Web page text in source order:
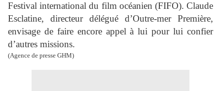
Festival international du film océanien (FIFO). Claude
Esclatine, directeur délégué d’Outre-mer Première,
envisage de faire encore appel à lui pour lui confier
d’autres missions.
(Agence de presse GHM)